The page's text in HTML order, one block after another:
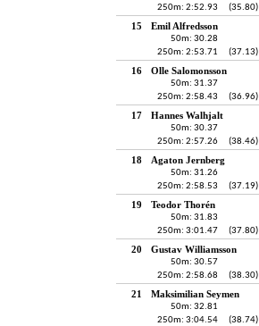
250m: 2:52.93
(35.80)
15 Emil Alfredsson
50m: 30.28
250m: 2:53.71
(37.13)
16 Olle Salomonsson
50m: 31.37
250m: 2:58.43
(36.96)
17 Hannes Walhjalt
50m: 30.37
250m: 2:57.26
(38.46)
18 Agaton Jernberg
50m: 31.26
250m: 2:58.53
(37.19)
19 Teodor Thorén
50m: 31.83
250m: 3:01.47
(37.80)
20 Gustav Williamsson
50m: 30.57
250m: 2:58.68
(38.30)
21 Maksimilian Seymen
50m: 32.81
250m: 3:04.54
(38.74)